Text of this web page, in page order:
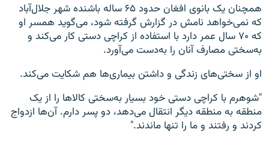
همچنان یک بانوی افغان حدود ۶۵ ساله باشنده‌ شهر جلال‌آباد
که نمی‌خواهد نامش در گزارش گرفته شود، می‌گوید همسر او
که ۷۰ سال عمر دارد با استفاده از کراچی دستی کار می‌کند و
به‌سختی مصارف آنان را به‌دست می‌آورد.
او از سختی‌های زندگی و داشتن بیماری‌ها هم شکایت می‌کند.
"شوهرم با کراچی دستی خود بسیار به‌سختی کالاها را از یک
منطقه به منطقه دیگر انتقال می‌دهد، دو پسر دارم. آن‌ها ازدواج
کردند و رفتند و ما را تنها ماندند."